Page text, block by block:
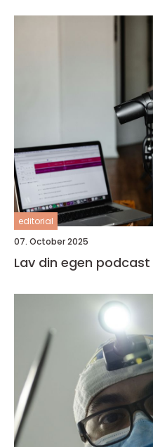
editorial
07. October 2025
Lav din egen